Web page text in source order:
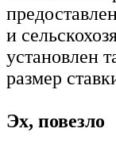
и
установлен
размер
Эх, повезло